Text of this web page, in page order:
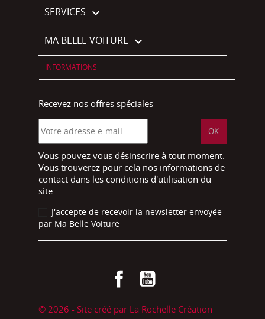
SERVICES 
MA BELLE VOITURE 
INFORMATIONS
Recevez nos offres spéciales
Vous pouvez vous désinscrire à tout moment.
Vous trouverez pour cela nos informations de
contact dans les conditions d'utilisation du
site.
J'accepte de recevoir la newsletter envoyée
par Ma Belle Voiture
Facebook
© 2026 - Site créé par La Rochelle Création